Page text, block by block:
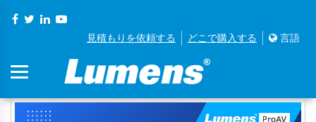
見積もりを依頼する どこで購入する 言語